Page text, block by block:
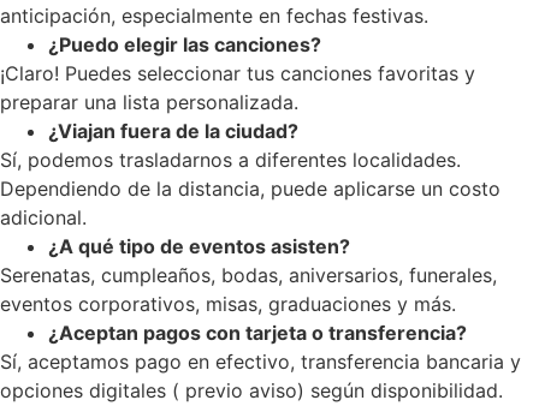
anticipación, especialmente en fechas festivas.
¿Puedo elegir las canciones?
¡Claro! Puedes seleccionar tus canciones favoritas y
preparar una lista personalizada.
¿Viajan fuera de la ciudad?
Sí, podemos trasladarnos a diferentes localidades.
Dependiendo de la distancia, puede aplicarse un costo
adicional.
¿A qué tipo de eventos asisten?
Serenatas, cumpleaños, bodas, aniversarios, funerales,
eventos corporativos, misas, graduaciones y más.
¿Aceptan pagos con tarjeta o transferencia?
Sí, aceptamos pago en efectivo, transferencia bancaria y
opciones digitales ( previo aviso) según disponibilidad.